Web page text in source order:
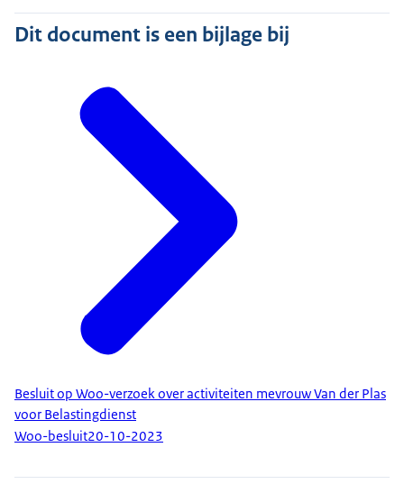
Dit document is een bijlage bij
Besluit op Woo-verzoek over activiteiten mevrouw Van der Plas
voor Belastingdienst
Woo-besluit20-10-2023